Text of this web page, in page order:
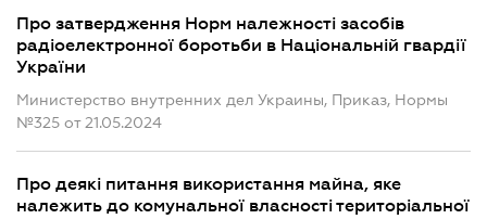
Про затвердження Норм належності засобів
радіоелектронної боротьби в Національній гвардії
України
Министерство внутренних дел Украины, Приказ, Нормы
№325 от 21.05.2024
Про деякі питання використання майна, яке
належить до комунальної власності територіальної